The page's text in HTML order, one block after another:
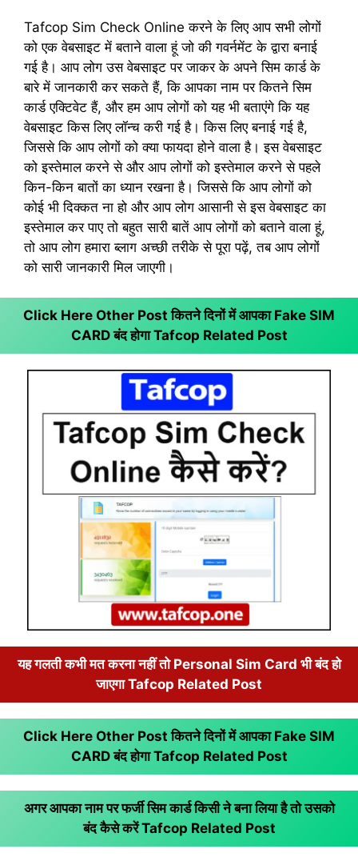
Tafcop Sim Check Online करने के लिए आप सभी लोगों
को एक वेबसाइट में बताने वाला हूं जो की गवर्नमेंट के द्वारा बनाई
गई है। आप लोग उस वेबसाइट पर जाकर के अपने सिम कार्ड के
बारे में जानकारी कर सकते हैं, कि आपका नाम पर कितने सिम
कार्ड एक्टिवेट हैं, और हम आप लोगों को यह भी बताएंगे कि यह
वेबसाइट किस लिए लॉन्च करी गई है। किस लिए बनाई गई है,
जिससे कि आप लोगों को क्या फायदा होने वाला है। इस वेबसाइट
को इस्तेमाल करने से और आप लोगों को इस्तेमाल करने से पहले
किन-किन बातों का ध्यान रखना है। जिससे कि आप लोगों को
कोई भी दिक्कत ना हो और आप लोग आसानी से इस वेबसाइट का
इस्तेमाल कर पाए तो बहुत सारी बातें आप लोगों को बताने वाला हूं,
तो आप लोग हमारा ब्लाग अच्छी तरीके से पूरा पढ़ें, तब आप लोगों
को सारी जानकारी मिल जाएगी।
Click Here Other Post कितने दिनों में आपका Fake SIM
CARD बंद होगाTafcop Related Post
यह गलती कभी मत करना नहीं तो Personal Sim Card भी बंद हो
जाएगा Tafcop Related Post
Click Here Other Post कितने दिनों में आपका Fake SIM
CARD बंद होगाTafcop Related Post
अगर आपका नाम पर फर्जी सिम कार्ड किसी ने बना लिया है तो उसको
बंद कैसे करेंTafcop Related Post